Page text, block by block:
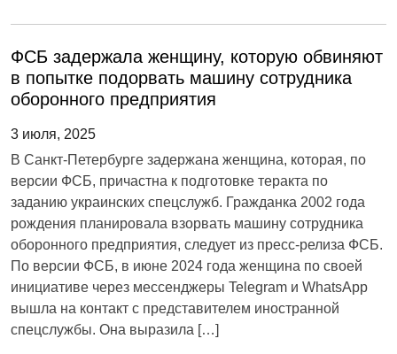
ФСБ задержала женщину, которую обвиняют
в попытке подорвать машину сотрудника
оборонного предприятия
3 июля, 2025
В Санкт-Петербурге задержана женщина, которая, по
версии ФСБ, причастна к подготовке теракта по
заданию украинских спецслужб. Гражданка 2002 года
рождения планировала взорвать машину сотрудника
оборонного предприятия, следует из пресс-релиза ФСБ.
По версии ФСБ, в июне 2024 года женщина по своей
инициативе через мессенджеры Telegram и WhatsApp
вышла на контакт с представителем иностранной
спецслужбы. Она выразила […]